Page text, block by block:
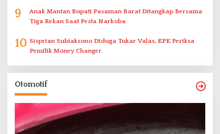
9
Anak Mantan Bupati Pasaman Barat Ditangkap Bersama
Tiga Rekan Saat Pesta Narkoba
10 Sisprian Subiaksono Diduga Tukar Valas, KPK Periksa
Pemilik Money Changer
Otomotif